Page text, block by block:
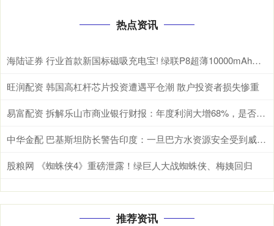
热点资讯
海陆证券 行业首款新国标磁吸充电宝! 绿联P8超薄10000mAh磁吸移动电源开启预约
旺润配资 韩国高杠杆芯片投资遭遇平仓潮 散户投资者损失惨重
易富配资 拆解乐山市商业银行财报：年度利润大增68%，是否可持续？
中华金配 巴基斯坦防长警告印度：一旦巴方水资源安全受到威胁，肯定与印度开战
股粮网 《蜘蛛侠4》重磅泄露！绿巨人大战蜘蛛侠、梅姨回归
推荐资讯